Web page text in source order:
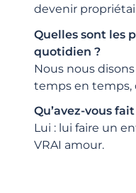
devenir
Quelles sont les
quotidien ?
Nous nous
temps en temps,
Qu’avez-vous
Lui : lui faire un
VRAI amour.